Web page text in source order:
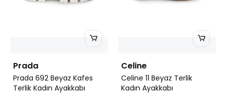
Prada
Prada 692 Beyaz Kafes
Terlik Kadın Ayakkabı
Celine
Celine 11 Beyaz Terlik
Kadın Ayakkabı